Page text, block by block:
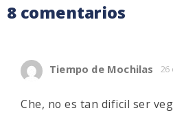
8 comentarios
Tiempo de Mochilas 26
Che, no es tan dificil ser